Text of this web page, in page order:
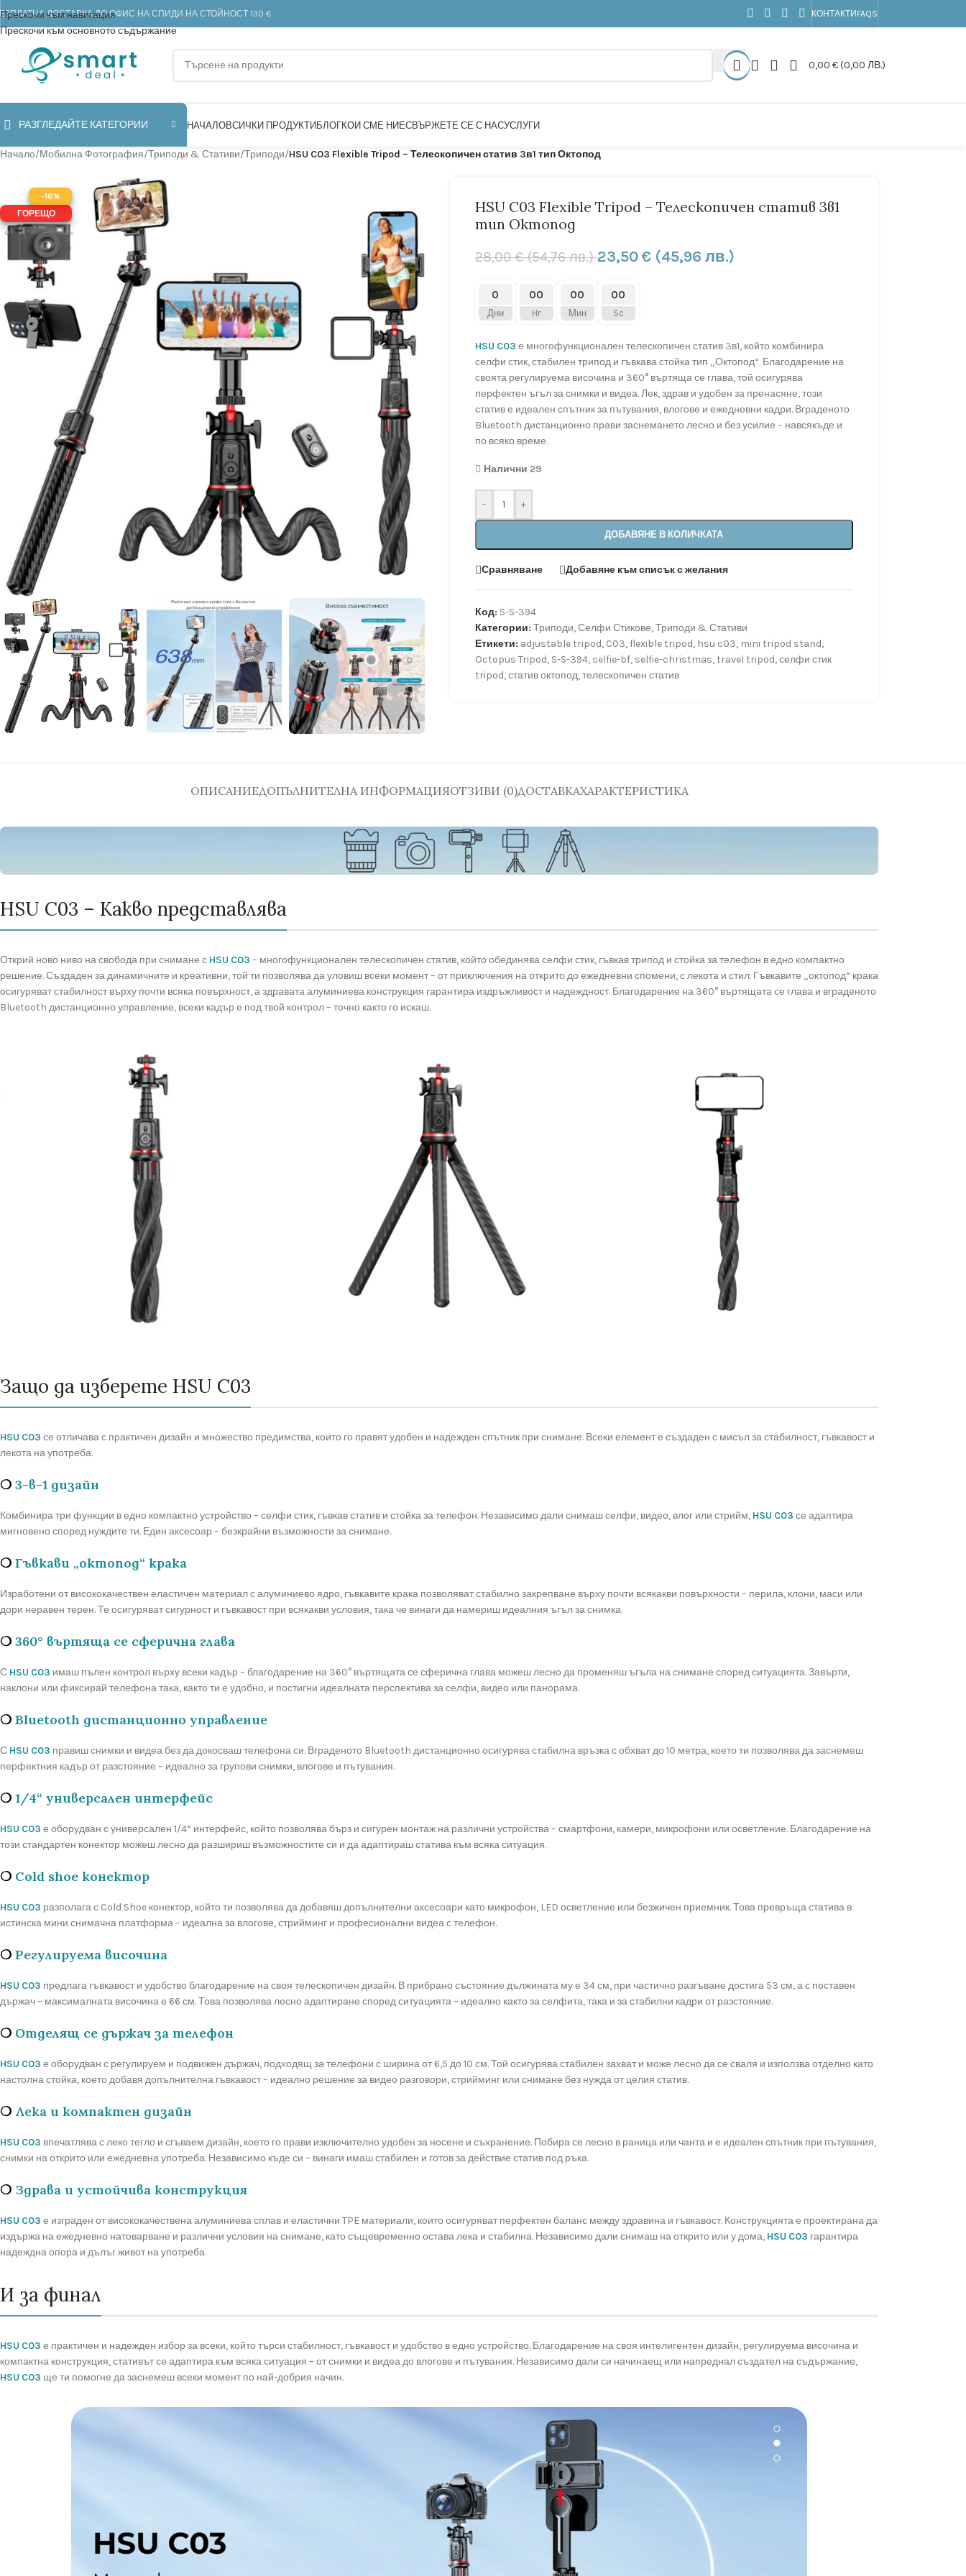
Прескочи към навигация
Прескочи към основното съдържание
ДОСТАВКА ДО ОФИС НА СПИДИ НА СТОЙНОСТ 130 € КОНТАКТИ FAQS
0,00 €(0,00 ЛВ.)
РАЗГЛЕДАЙТЕ КАТЕГОРИИ НАЧАЛОВСИЧКИ ПРОДУКТИБЛОГКОИ СМЕ НИЕСВЪРЖЕТЕ СЕ С НАСУСЛУГИ
Начало/Мобилна Фотография/Триподи & Стативи/Триподи/HSU C03 Flexible Tripod – Телескопичен статив 3в1 тип Октопод
-16%
ГОРЕЩО
HSU C03 Flexible Tripod – Телескопичен статив 3в1
тип Октопод
28,00€(54,76 лв.)23,50 €(45,96 лв.)
0
Дни
00
Hr
00
Мин
00
Sc
HSU C03 е многофункционален телескопичен статив 3в1, който комбинира
селфи стик, стабилен трипод и гъвкава стойка тип „Октопод“. Благодарение на
своята регулируема височина и 360° въртяща се глава, той осигурява
перфектен ъгъл за снимки и видеа. Лек, здрав и удобен за пренасяне, този
статив е идеален спътник за пътувания, влогове и ежедневни кадри. Вграденото
Bluetooth дистанционно прави заснемането лесно и без усилие – навсякъде и
по всяко време.
Налични 29
- +
ДОБАВЯНЕ В КОЛИЧКАТА
Сравняване Добавяне към списък с желания
Код: S-S-394
Категории: Триподи,Селфи Стикове,Триподи & Стативи
Етикети: adjustable tripod, C03,flexible tripod, hsu c03, mini tripod stand,
Octopus Tripod, S-S-394, selfie-bf, selfie-christmas,travel tripod,селфи стик
tripod,статив октопод,телескопичен статив
ОПИСАНИЕДОПЪЛНИТЕЛНА ИНФОРМАЦИЯОТЗИВИ (0)ДОСТАВКАХАРАКТЕРИСТИКА
HSU C03 – Какво представлява
Открий ново ниво на свобода при снимане с HSU C03 – многофункционален телескопичен статив, който обединява селфи стик, гъвкав трипод и стойка за телефон в едно компактно
решение. Създаден за динамичните и креативни, той ти позволява да уловиш всеки момент – от приключения на открито до ежедневни спомени, с лекота и стил. Гъвкавите „октопод“ крака
осигуряват стабилност върху почти всяка повърхност, а здравата алуминиева конструкция гарантира издръжливост и надеждност. Благодарение на 360° въртящата се глава и вграденото
Bluetooth дистанционно управление, всеки кадър е под твой контрол – точно както го искаш.
Защо да изберете HSU C03
HSU C03 се отличава с практичен дизайн и множество предимства, които го правят удобен и надежден спътник при снимане. Всеки елемент е създаден с мисъл за стабилност, гъвкавост и
лекота на употреба.
❍ 3-в-1 дизайн
Комбинира три функции в едно компактно устройство – селфи стик, гъвкав статив и стойка за телефон. Независимо дали снимаш селфи, видео, влог или стрийм, HSU C03 се адаптира
мигновено според нуждите ти. Един аксесоар – безкрайни възможности за снимане.
❍ Гъвкави „октопод“ крака
Изработени от висококачествен еластичен материал с алуминиево ядро, гъвкавите крака позволяват стабилно закрепване върху почти всякакви повърхности – перила, клони, маси или
дори неравен терен. Те осигуряват сигурност и гъвкавост при всякакви условия, така че винаги да намериш идеалния ъгъл за снимка.
❍ 360° въртяща се сферична глава
С HSU C03 имаш пълен контрол върху всеки кадър – благодарение на 360° въртящата се сферична глава можеш лесно да променяш ъгъла на снимане според ситуацията. Завърти,
наклони или фиксирай телефона така, както ти е удобно, и постигни идеалната перспектива за селфи, видео или панорама.
❍ Bluetooth дистанционно управление
С HSU C03 правиш снимки и видеа без да докосваш телефона си. Вграденото Bluetooth дистанционно осигурява стабилна връзка с обхват до 10 метра, което ти позволява да заснемеш
перфектния кадър от разстояние – идеално за групови снимки, влогове и пътувания.
❍ 1/4“ универсален интерфейс
HSU C03 е оборудван с универсален 1/4“ интерфейс, който позволява бърз и сигурен монтаж на различни устройства – смартфони, камери, микрофони или осветление. Благодарение на
този стандартен конектор можеш лесно да разшириш възможностите си и да адаптираш статива към всяка ситуация.
❍ Cold shoe конектор
HSU C03 разполага с Cold Shoe конектор, който ти позволява да добавяш допълнителни аксесоари като микрофон, LED осветление или безжичен приемник. Това превръща статива в
истинска мини снимачна платформа – идеална за влогове, стрийминг и професионални видеа с телефон.
❍ Регулируема височина
HSU C03 предлага гъвкавост и удобство благодарение на своя телескопичен дизайн. В прибрано състояние дължината му е 34 см, при частично разгъване достига 53 см, а с поставен
държач – максималната височина е 66 см. Това позволява лесно адаптиране според ситуацията – идеално както за селфита, така и за стабилни кадри от разстояние.
❍ Отделящ се държач за телефон
HSU C03 е оборудван с регулируем и подвижен държач, подходящ за телефони с ширина от 6,5 до 10 см. Той осигурява стабилен захват и може лесно да се сваля и използва отделно като
настолна стойка, което добавя допълнителна гъвкавост – идеално решение за видео разговори, стрийминг или снимане без нужда от целия статив.
❍ Лека и компактен дизайн
HSU C03 впечатлява с леко тегло и сгъваем дизайн, което го прави изключително удобен за носене и съхранение. Побира се лесно в раница или чанта и е идеален спътник при пътувания,
снимки на открито или ежедневна употреба. Независимо къде си – винаги имаш стабилен и готов за действие статив под ръка.
❍ Здрава и устойчива конструкция
HSU C03 е изграден от висококачествена алуминиева сплав и еластични TPE материали, които осигуряват перфектен баланс между здравина и гъвкавост. Конструкцията е проектирана да
издържа на ежедневно натоварване и различни условия на снимане, като същевременно остава лека и стабилна. Независимо дали снимаш на открито или у дома, HSU C03 гарантира
надеждна опора и дълъг живот на употреба.
И за финал
HSU C03 е практичен и надежден избор за всеки, който търси стабилност, гъвкавост и удобство в едно устройство. Благодарение на своя интелигентен дизайн, регулируема височина и
компактна конструкция, стативът се адаптира към всяка ситуация – от снимки и видеа до влогове и пътувания. Независимо дали си начинаещ или напреднал създател на съдържание,
HSU C03 ще ти помогне да заснемеш всеки момент по най-добрия начин.